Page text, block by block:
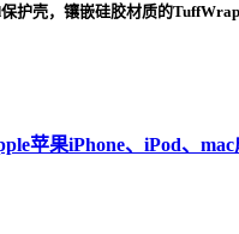
护壳，镶嵌硅胶材质的
苹果iPhone、iPod、